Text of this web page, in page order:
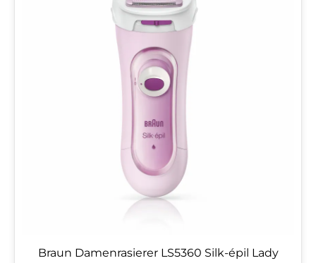
Braun Damenrasierer LS5360 Silk-épil Lady